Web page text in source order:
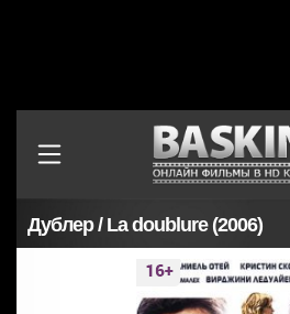
Дублер / La doublure (2006)